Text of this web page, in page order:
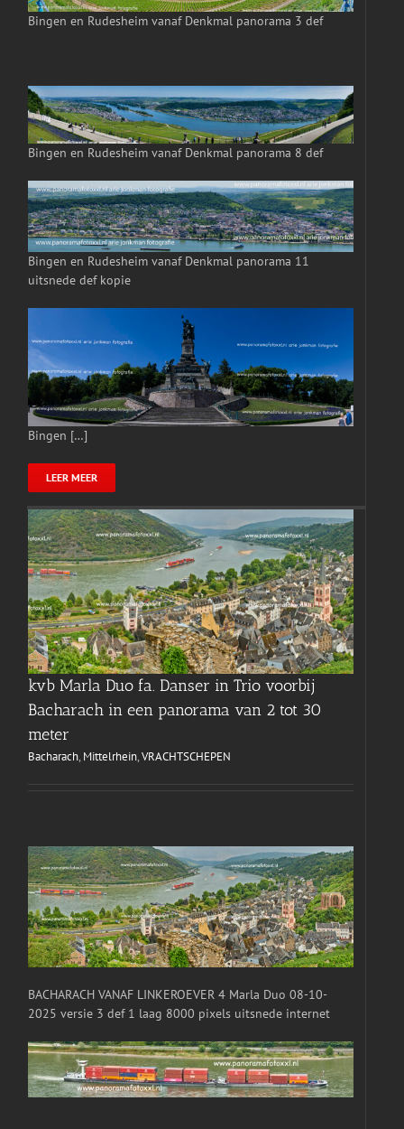
Bingen en Rudesheim vanaf Denkmal panorama 3 def
Bingen en Rudesheim vanaf Denkmal panorama 8 def
Bingen en Rudesheim vanaf Denkmal panorama 11
uitsnede def kopie
Bingen […]
LEER MEER
kvb Marla Duo fa. Danser in Trio voorbij
Bacharach in een panorama van 2 tot 30
meter
Bacharach, Mittelrhein,VRACHTSCHEPEN
BACHARACH VANAF LINKEROEVER 4 Marla Duo 08-10-
2025 versie 3 def 1 laag 8000 pixels uitsnede internet